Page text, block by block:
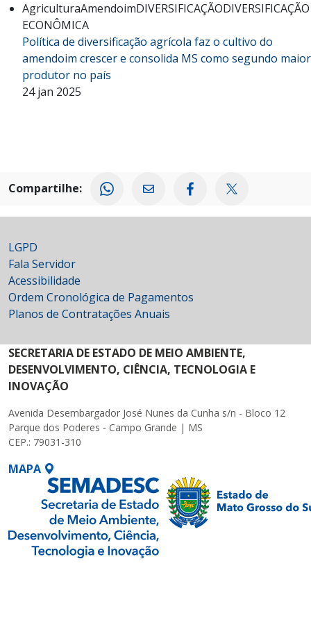
AgriculturaAmendoimDIVERSIFICAÇÃODIVERSIFICAÇÃO
ECONÔMICA
Política de diversificação agrícola faz o cultivo do
amendoim crescer e consolida MS como segundo maior
produtor no país
24 jan 2025
Compartilhe:
LGPD
Fala Servidor
Acessibilidade
Ordem Cronológica de Pagamentos
Planos de Contratações Anuais
SECRETARIA DE ESTADO DE MEIO AMBIENTE,
DESENVOLVIMENTO, CIÊNCIA, TECNOLOGIA E
INOVAÇÃO
Avenida Desembargador José Nunes da Cunha s/n - Bloco 12
Parque dos Poderes - Campo Grande | MS
CEP.: 79031-310
MAPA